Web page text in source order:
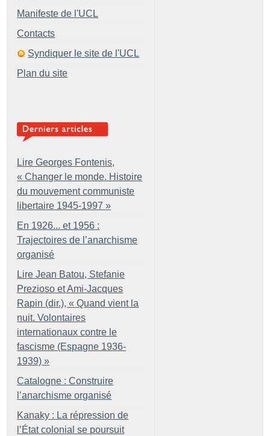
Manifeste de l'UCL
Contacts
Syndiquer le site de l'UCL
Plan du site
Lire Georges Fontenis,
« Changer le monde. Histoire
du mouvement communiste
libertaire 1945-1997 »
En 1926... et 1956 :
Trajectoires de l’anarchisme
organisé
Lire Jean Batou, Stefanie
Prezioso et Ami-Jacques
Rapin (dir.), « Quand vient la
nuit. Volontaires
internationaux contre le
fascisme (Espagne 1936-
1939) »
Catalogne : Construire
l’anarchisme organisé
Kanaky : La répression de
l’État colonial se poursuit